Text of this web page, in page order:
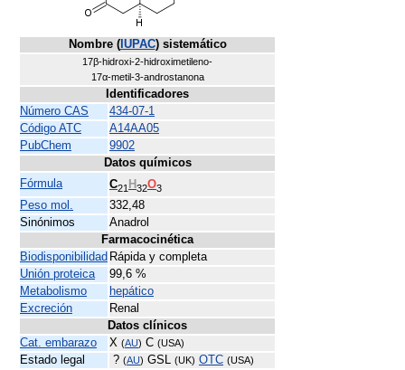
Nombre (IUPAC) sistemático
17β-hidroxi-2-hidroximetileno-
17α-metil-3-androstanona
Identificadores
Número CAS
434-07-1
Código ATC
A14AA05
PubChem
9902
Datos químicos
Fórmula
C21 H32O3
Peso mol.
332,48
Sinónimos
Anadrol
Farmacocinética
Biodisponibilidad Rápida y completa
Unión proteica
99,6 %
Metabolismo
hepático
Excreción
Renal
Datos clínicos
Cat. embarazo
X (AU) C (USA)
Estado legal ? (AU) GSL (UK) OTC (USA)